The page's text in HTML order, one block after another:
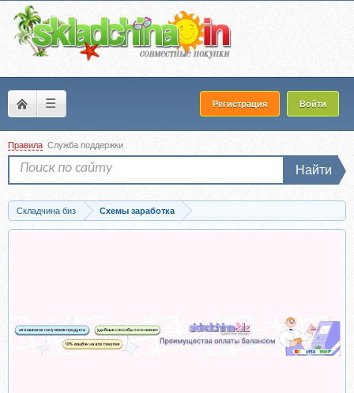
☰ Регистрация Войти
Правила Служба поддержки
Найти
Складчина биз
Схемы заработка
Скачать Быстрые деньги на новостях (Артём Волошин)